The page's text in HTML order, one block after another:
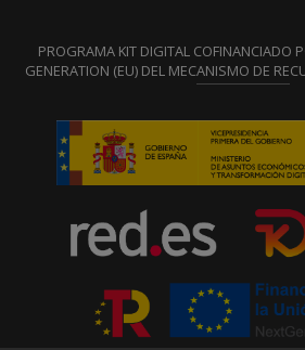
PROGRAMA KIT DIGITAL COFINANCIADO
GENERATION (EU) DEL MECANISMO DE